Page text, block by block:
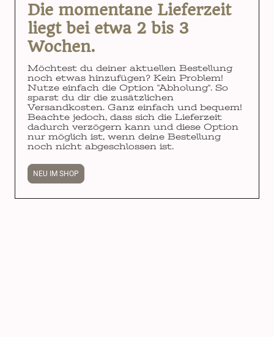
Die momentane Lieferzeit
liegt bei etwa 2 bis 3
Wochen.
Möchtest du deiner aktuellen Bestellung
noch etwas hinzufügen? Kein Problem!
Nutze einfach die Option "Abholung". So
sparst du dir die zusätzlichen
Versandkosten. Ganz einfach und bequem!
Beachte jedoch, dass sich die Lieferzeit
dadurch verzögern kann und diese Option
nur möglich ist, wenn deine Bestellung
noch nicht abgeschlossen ist.
NEU IM SHOP